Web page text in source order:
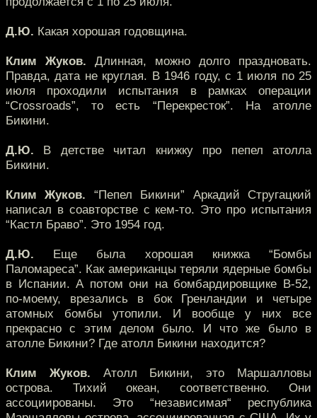
Д.Ю. Какая хорошая годовщина.
Клим Жуков. Длинная, можно долго праздновать.
Правда, дата не круглая. В 1946 году, с 1 июля по 25
июля проходили испытания в рамках операции
“Crossroads”, то есть “Перекресток”. На атолле
Бикини.
Д.Ю. В детстве читал книжку про пепел атолла
Бикини.
Клим Жуков. “Пепел Бикини” Аркадий Стругацкий
написал в соавторстве с кем-то. Это про испытания
“Кастл Браво”. Это 1954 год.
Д.Ю. Еще была хорошая книжка “Бомбы
Паломареса”. Как американцы теряли ядерные бомбы
в Испании. А потом они на бомбардировщике B-52,
по-моему, врезались в бок Гренландии и четыре
атомных бомбы утопили. И вообще у них все
прекрасно с этим делом было. И что же было в
атолле Бикини? Где атолл Бикини находится?
Клим Жуков. Атолл Бикини, это Маршалловы
острова. Тихий океан, соответственно. Они
ассоциированы. Это “независимая“ республика